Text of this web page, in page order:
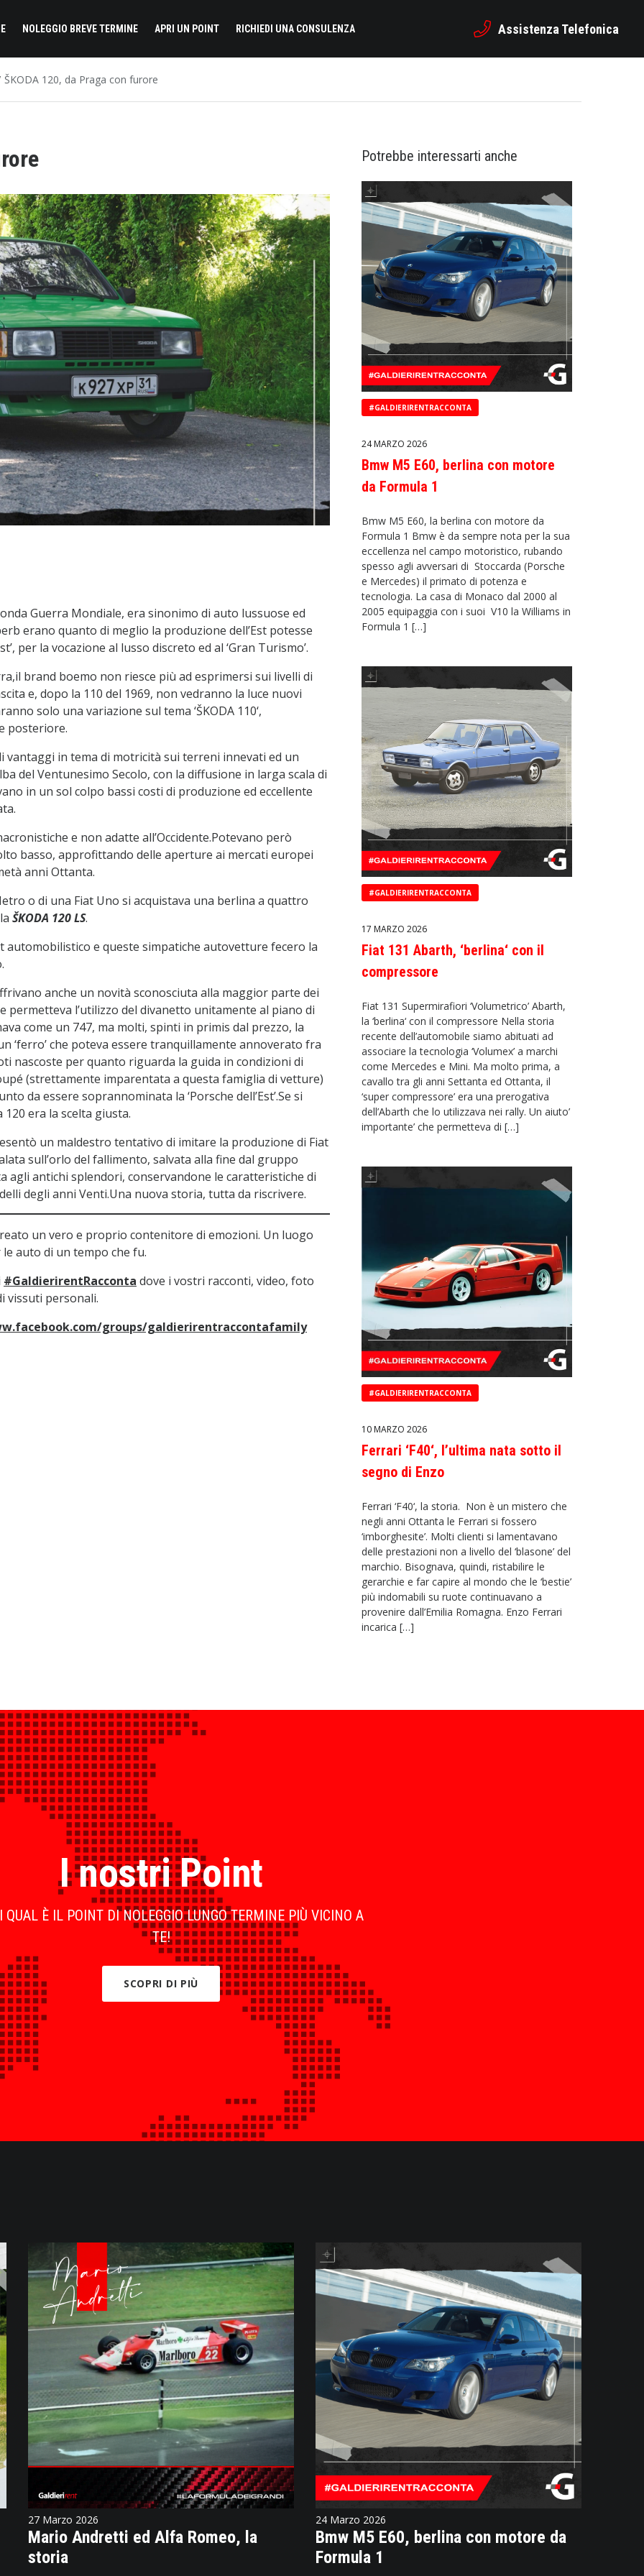
NOLEGGIO BREVE TERMINE APRI UN POINT RICHIEDI UNA CONSULENZA Assistenza Telefonica
ŠKODA 120, da Praga con furore
Guerra Mondiale, era sinonimo di auto lussuose ed
erano quanto di meglio la produzione dell’Est potesse
per la vocazione al lusso discreto ed al ‘Gran Turismo’.
brand boemo non riesce più ad esprimersi sui livelli di
e, dopo la 110 del 1969, non vedranno la luce nuovi
solo una variazione sul tema ‘ŠKODA 110‘,
posteriore.
vantaggi in tema di motricità sui terreni innevati ed un
del Ventunesimo Secolo, con la diffusione in larga scala di
in un sol colpo bassi costi di produzione ed eccellente
e non adatte all’Occidente.Potevano però
basso, approfittando delle aperture ai mercati europei
anni Ottanta.
o di una Fiat Uno si acquistava una berlina a quattro
ŠKODA 120 LS.
automobilistico e queste simpatiche autovetture fecero la
anche un novità sconosciuta alla maggior parte dei
l’utilizzo del divanetto unitamente al piano di
come un 747, ma molti, spinti in primis dal prezzo, la
‘ferro’ che poteva essere tranquillamente annoverato fra
nascoste per quanto riguarda la guida in condizioni di
(strettamente imparentata a questa famiglia di vetture)
da essere soprannominata la ‘Porsche dell’Est’.Se si
era la scelta giusta.
un maldestro tentativo di imitare la produzione di Fiat
sull’orlo del fallimento, salvata alla fine dal gruppo
agli antichi splendori, conservandone le caratteristiche di
degli anni Venti.Una nuova storia, tutta da riscrivere.
un vero e proprio contenitore di emozioni. Un luogo
auto di un tempo che fu.
#GaldierirentRacconta dove i vostri racconti, video, foto
vissuti personali.
groups/galdierirentraccontafamily
Potrebbe interessarti anche
#GALDIERIRENTRACCONTA
24 MARZO 2026
Bmw M5 E60, berlina con motore
da Formula 1
Bmw M5 E60, la berlina con motore da
Formula 1 Bmw è da sempre nota per la sua
eccellenza nel campo motoristico, rubando
spesso agli avversari di Stoccarda (Porsche
e Mercedes) il primato di potenza e
tecnologia. La casa di Monaco dal 2000 al
2005 equipaggia con i suoi V10 la Williams in
Formula 1 […]
#GALDIERIRENTRACCONTA
17 MARZO 2026
Fiat 131 Abarth, ‘berlina‘ con il
compressore
Fiat 131 Supermirafiori ‘Volumetrico’ Abarth,
la ‘berlina‘ con il compressore Nella storia
recente dell’automobile siamo abituati ad
associare la tecnologia ‘Volumex’ a marchi
come Mercedes e Mini. Ma molto prima, a
cavallo tra gli anni Settanta ed Ottanta, il
‘super compressore’ era una prerogativa
dell’Abarth che lo utilizzava nei rally. Un aiuto’
importante’ che permetteva di […]
#GALDIERIRENTRACCONTA
10 MARZO 2026
Ferrari ‘F40‘, l’ultima nata sotto il
segno di Enzo
Ferrari ‘F40‘, la storia. Non è un mistero che
negli anni Ottanta le Ferrari si fossero
‘imborghesite’. Molti clienti si lamentavano
delle prestazioni non a livello del ‘blasone’ del
marchio. Bisognava, quindi, ristabilire le
gerarchie e far capire al mondo che le ‘bestie’
più indomabili su ruote continuavano a
provenire dall’Emilia Romagna. Enzo Ferrari
incarica […]
I nostri Point
QUAL È IL POINT DI NOLEGGIO LUNGO TERMINE PIÙ VICINO A
TE!
SCOPRI DI PIÙ
27 Marzo 2026
Mario Andretti ed Alfa Romeo, la
storia
24 Marzo 2026
Bmw M5 E60, berlina con motore da
Formula 1